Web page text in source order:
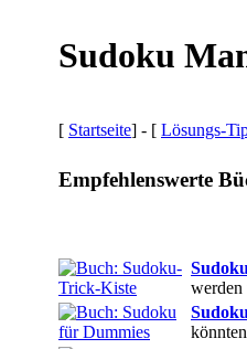
Sudoku
[ Startseite] - [ Lösungs-
Empfehlenswerte
werden